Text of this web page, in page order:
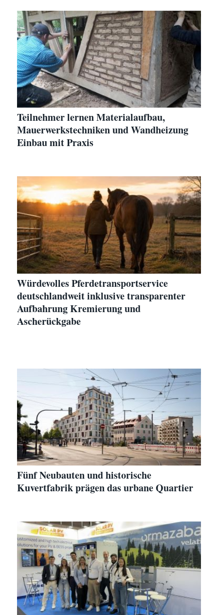
Teilnehmer lernen Materialaufbau,
Mauerwerkstechniken und Wandheizung
Einbau mit Praxis
Würdevolles Pferdetransportservice
deutschlandweit inklusive transparenter
Aufbahrung Kremierung und
Ascherückgabe
Fünf Neubauten und historische
Kuvertfabrik prägen das urbane Quartier